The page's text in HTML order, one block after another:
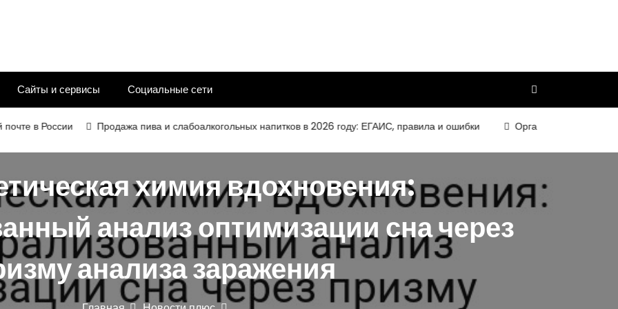
Сайты и сервисы Социальные сети
в России Продажа пива и слабоалкогольных напитков в 2026 году: ЕГАИС, правила и ошибки Организация и требования
химия вдохновения:
анализ оптимизации сна через
анализа заражения